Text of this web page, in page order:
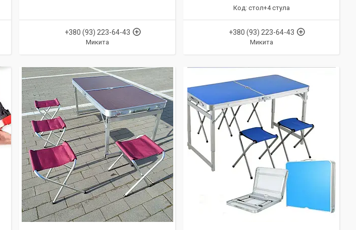
+380 (93) 223-64-43
Микита
стол+4 стула
+380 (93) 223-64-43
Микита